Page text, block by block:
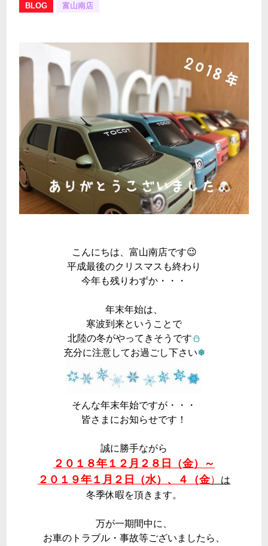
BLOG
富山南店
こんにちは、富山南店です😉
平成最後のクリスマスも終わり
今年も残りわずか・・・
年末年始は、
寒波到来ということで
北陸の冬がやってきそうです⛄
充分に注意してお過ごし下さい❅
そんな年末年始ですが・・・
皆さまにお知らせです！
誠に勝手ながら
２０１８年１２月２８日（金）～
２０１９年１月２日（水）、４（金）
は
冬季休暇を頂きます。
万が一期間中に、
お車のトラブル・事故等ございましたら、